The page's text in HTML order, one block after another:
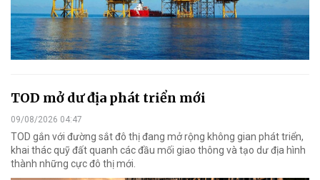
TOD mở dư địa phát triển mới
09/08/2026 04:47
TOD gắn với đường sắt đô thị đang mở rộng không gian phát triển,
khai thác quỹ đất quanh các đầu mối giao thông và tạo dư địa hình
thành những cực đô thị mới.